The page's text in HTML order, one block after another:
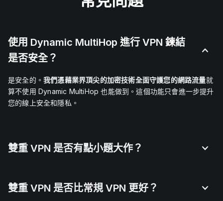
使用 Dynamic MultiHop 進行 VPN 鍊結
是否安全？
是安全的。 我們憑藉業界頂尖的加密技術全面守護您的網路流量就
算不使用 Dynamic MultiHop 也能做到。這個功能只會進一步提升
您的線上安全和隱私。
雙重 VPN 是否有點小題大作？
雙重 VPN 是否比常規 VPN 更好？